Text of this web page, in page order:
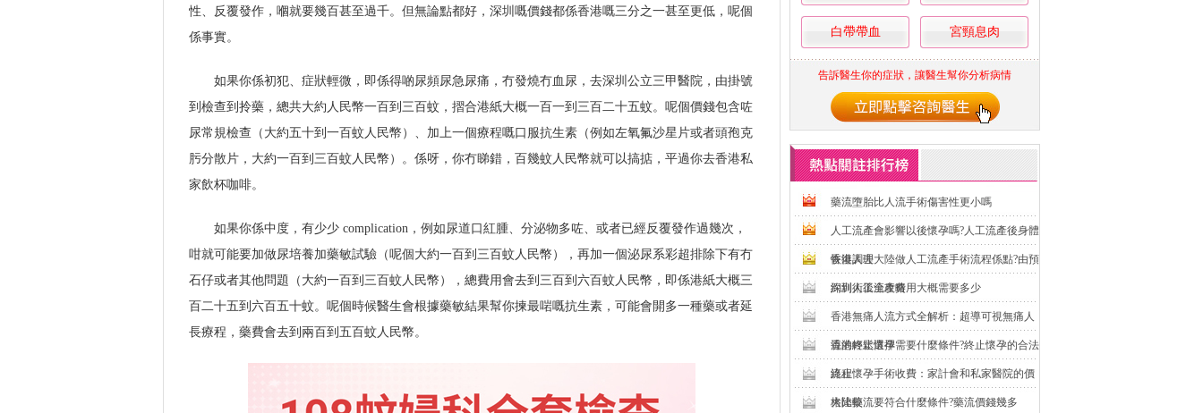
性、反覆發作，嗰就要幾百甚至過千。但無論點都好，深圳嘅價錢都係香港嘅三分之一甚至更低，呢個
係事實。
如果你係初犯、症狀輕微，即係得啲尿頻尿急尿痛，冇發燒冇血尿，去深圳公立三甲醫院，由掛號
到檢查到拎藥，總共大約人民幣一百到三百蚊，摺合港紙大概一百一到三百二十五蚊。呢個價錢包含咗
尿常規檢查（大約五十到一百蚊人民幣）、加上一個療程嘅口服抗生素（例如左氧氟沙星片或者頭孢克
肟分散片，大約一百到三百蚊人民幣）。係呀，你冇睇錯，百幾蚊人民幣就可以搞掂，平過你去香港私
家飲杯咖啡。
如果你係中度，有少少 complication，例如尿道口紅腫、分泌物多咗、或者已經反覆發作過幾次，
咁就可能要加做尿培養加藥敏試驗（呢個大約一百到三百蚊人民幣），再加一個泌尿系彩超排除下有冇
石仔或者其他問題（大約一百到三百蚊人民幣），總費用會去到三百到六百蚊人民幣，即係港紙大概三
百二十五到六百五十蚊。呢個時候醫生會根據藥敏結果幫你揀最啱嘅抗生素，可能會開多一種藥或者延
長療程，藥費會去到兩百到五百蚊人民幣。
白帶帶血 宮頸息肉
告訴醫生你的症狀，讓醫生幫你分析病情
藥流墮胎比人流手術傷害性更小嗎
人工流產會影響以後懷孕嗎?人工流產後身體
恢復調理
香港人去大陸做人工流產手術流程係點?由預
約到術後全攻略
深圳人工流產費用大概需要多少
香港無痛人流方式全解析：超導可視無痛人
流的輕鬆選擇
香港終止懷孕需要什麼條件?終止懷孕的合法
流程
終止懷孕手術收費：家計會和私家醫院的價
格比較
大陸藥流要符合什麼條件?藥流價錢幾多